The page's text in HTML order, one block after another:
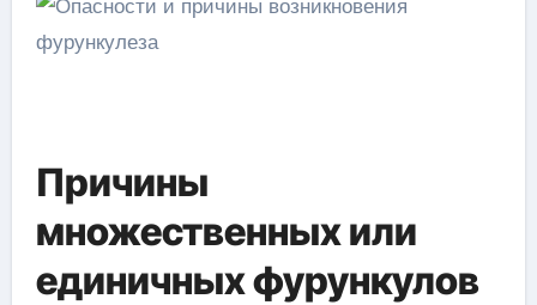
Причины
множественных или
единичных фурункулов